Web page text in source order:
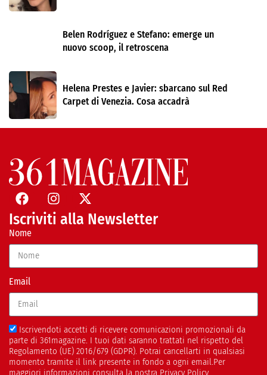
Belen Rodríguez e Stefano: emerge un
nuovo scoop, il retroscena
Helena Prestes e Javier: sbarcano sul Red
Carpet di Venezia. Cosa accadrà
Iscriviti alla Newsletter
Nome
Email
Iscrivendoti accetti di ricevere comunicazioni promozionali da
parte di 361magazine. I tuoi dati saranno trattati nel rispetto del
Regolamento (UE) 2016/679 (GDPR). Potrai cancellarti in qualsiasi
momento tramite il link presente in fondo a ogni email.Per
maggiori informazioni consulta la nostra Privacy Policy.